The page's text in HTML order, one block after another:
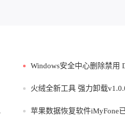
Windows安全中心删除禁用 DefenderRemover
火绒全新工具 强力卸载
苹果数据恢复软件iMyFone已注册破解